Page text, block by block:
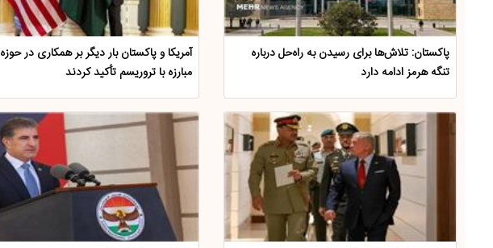
پاکستان: تلاش‌ها برای رسیدن به راه‌حل درباره
تنگه هرمز ادامه دارد
آمریکا و پاکستان بار دیگر بر همکاری در حوزه
مبارزه با تروریسم تأکید کردند